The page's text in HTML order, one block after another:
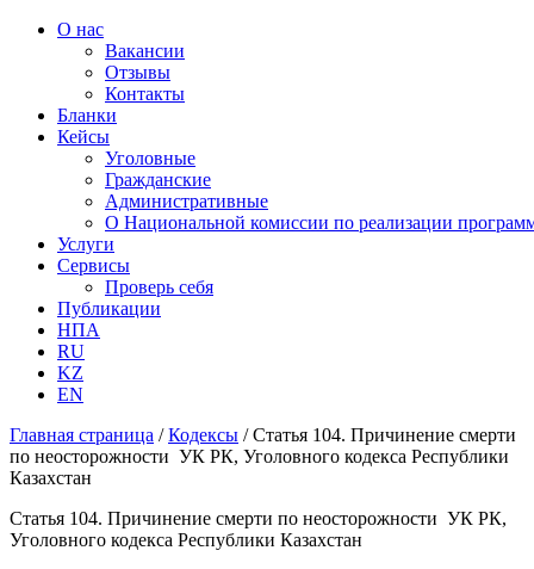
О нас
Вакансии
Отзывы
Контакты
Бланки
Кейсы
Уголовные
Гражданские
Административные
О Национальной комиссии по реализации
Услуги
Сервисы
Проверь себя
Публикации
НПА
RU
KZ
EN
Главная страница /Кодексы /Статья 104. Причинение смерти
по неосторожности УК РК, Уголовного кодекса Республики
Казахстан
Статья 104. Причинение смерти по неосторожности УК РК,
Уголовного кодекса Республики Казахстан